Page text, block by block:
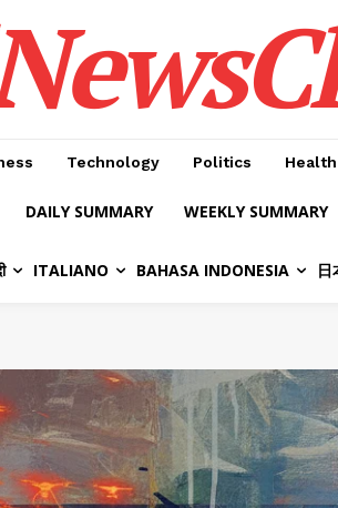
Technology Politics Health
DAILY SUMMARY WEEKLY SUMMARY
ITALIANO BAHASA INDONESIA 日